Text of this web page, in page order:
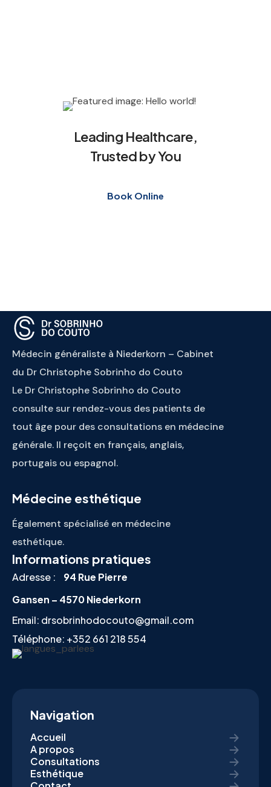
Leading Healthcare,
Trusted by You
Book Online
Médecin généraliste à Niederkorn – Cabinet
du Dr Christophe Sobrinho do Couto
Le Dr Christophe Sobrinho do Couto
consulte sur rendez-vous des patients de
tout âge pour des consultations en médecine
générale. Il reçoit en français, anglais,
portugais ou espagnol.
Médecine esthétique
Également spécialisé en médecine
esthétique.
Informations pratiques
Adresse :
94 Rue Pierre
Gansen – 4570 Niederkorn
Email: drsobrinhodocouto@gmail.com
Téléphone: +352 661 218 554
Navigation
Accueil
A propos
Consultations
Esthétique